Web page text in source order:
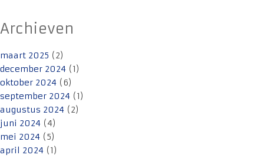
Archieven
maart 2025 (2)
december 2024 (1)
oktober 2024 (6)
september 2024 (1)
augustus 2024 (2)
juni 2024 (4)
mei 2024 (5)
april 2024 (1)